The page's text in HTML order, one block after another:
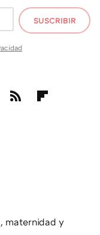
SUSCRIBIR
maternidad y